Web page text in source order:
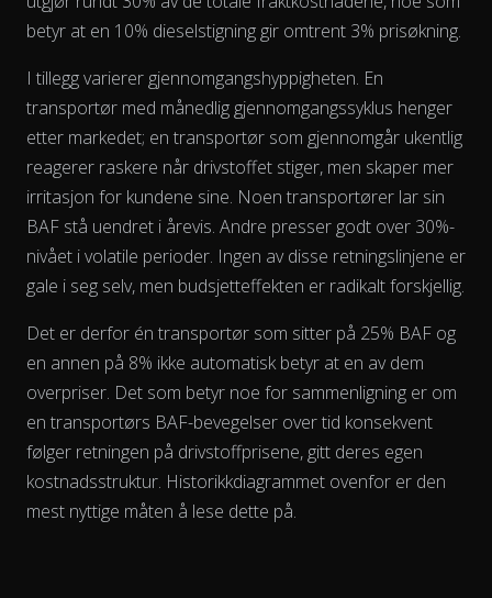
The chart has 2 Y axes displaying % and EUR/L.
betyr at en 10% dieselstigning gir omtrent 3% prisøkning.
I tillegg varierer gjennomgangshyppigheten. En
transportør med månedlig gjennomgangssyklus henger
etter markedet; en transportør som gjennomgår ukentlig
reagerer raskere når drivstoffet stiger, men skaper mer
irritasjon for kundene sine. Noen transportører lar sin
BAF stå uendret i årevis. Andre presser godt over 30%-
nivået i volatile perioder. Ingen av disse retningslinjene er
gale i seg selv, men budsjetteffekten er radikalt forskjellig.
Det er derfor én transportør som sitter på 25% BAF og
en annen på 8% ikke automatisk betyr at en av dem
overpriser. Det som betyr noe for sammenligning er om
en transportørs BAF-bevegelser over tid konsekvent
følger retningen på drivstoffprisene, gitt deres egen
kostnadsstruktur. Historikkdiagrammet ovenfor er den
mest nyttige måten å lese dette på.